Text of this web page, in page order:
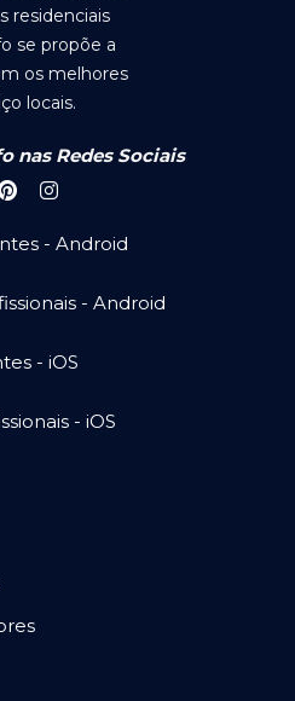
residenciais
se propõe a
os melhores
locais.
nas Redes Sociais
- Android
- Android
- iOS
- iOS